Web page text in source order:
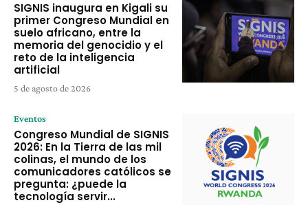
SIGNIS inaugura en Kigali su
primer Congreso Mundial en
suelo africano, entre la
memoria del genocidio y el
reto de la inteligencia
artificial
5 de agosto de 2026
Eventos
Congreso Mundial de SIGNIS
2026: En la Tierra de las mil
colinas, el mundo de los
comunicadores católicos se
pregunta: ¿puede la
tecnología servir...